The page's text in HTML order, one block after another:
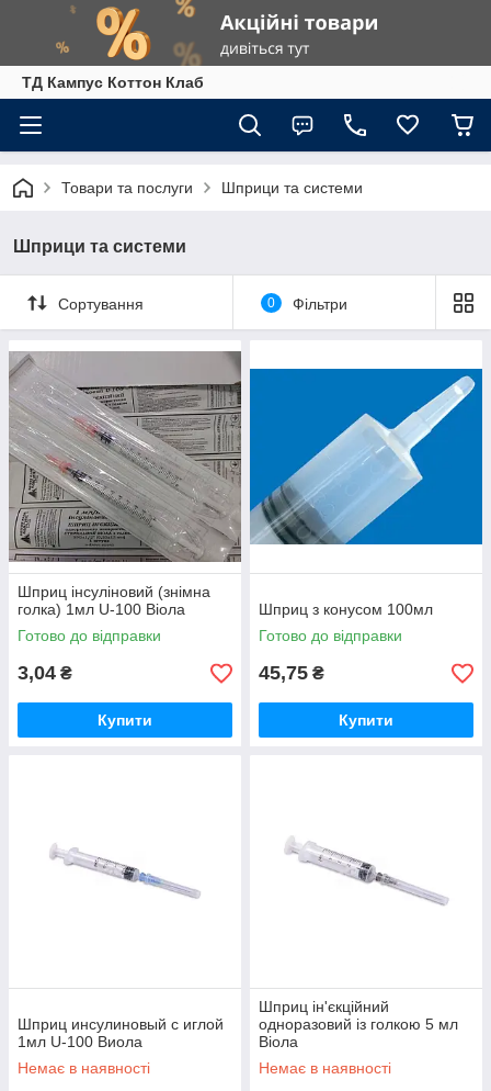
ТД Кампус Коттон Клаб
Товари та послуги Шприци та системи
Шприци та системи
Сортування 0 Фільтри
Шприц інсуліновий (знімна
голка) 1мл U-100 Віола
Готово до відправки
3,04 ₴
Купити
Шприц з конусом 100мл
Готово до відправки
45,75 ₴
Купити
Шприц инсулиновый с иглой
1мл U-100 Виола
Немає в наявності
Шприц ін'єкційний
одноразовий із голкою 5 мл
Віола
Немає в наявності